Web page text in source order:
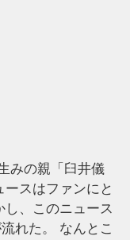
みの親「臼井儀
スはファンにと
し、このニュース
れた。 なんとこ